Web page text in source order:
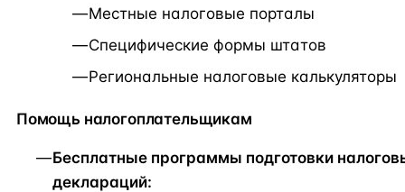
Местные налоговые порталы
Специфические формы штатов
Региональные налоговые калькуляторы
Помощь налогоплательщикам
Бесплатные программы подготовки
деклараций: